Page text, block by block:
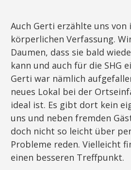
Auch Gerti erzählte uns
körperlichen Verfassung.
Daumen, dass sie bald
kann und auch für die SHG
Gerti war nämlich
neues Lokal bei der
ideal ist. Es gibt dort kein
uns und neben fremden
doch nicht so leicht über
Probleme reden. Vielleicht
einen besseren Treffpunkt.